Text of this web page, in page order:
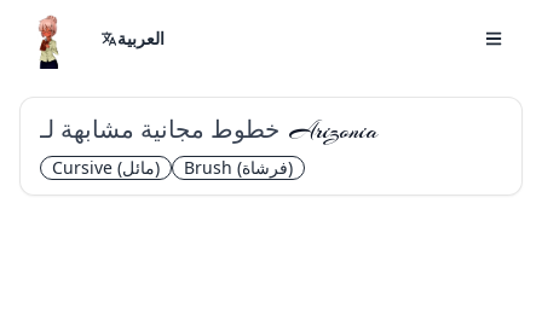
العربية
خطوط مجانية مشابهة لـ Arizonia
Cursive (مائل) Brush (فرشاة)